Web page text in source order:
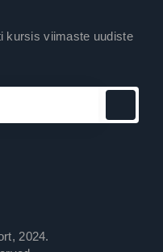
kursis viimaste uudiste
2024.